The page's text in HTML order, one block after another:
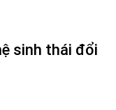
sinh thái đổi